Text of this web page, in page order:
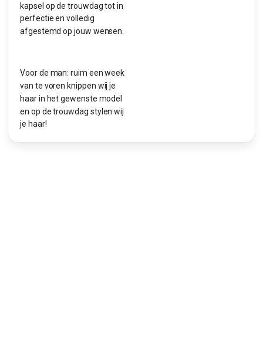
kapsel op de trouwdag tot in
perfectie en volledig
afgestemd op jouw wensen.
Voor de man: ruim een week
van te voren knippen wij je
haar in het gewenste model
en op de trouwdag stylen wij
je haar!